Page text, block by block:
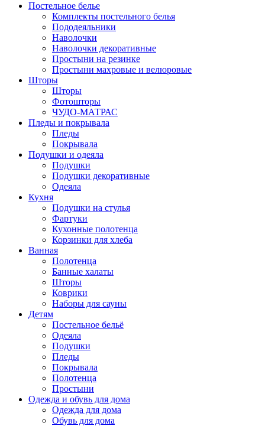
Постельное белье
Комплекты постельного белья
Пододеяльники
Наволочки
Наволочки декоративные
Простыни на резинке
Простыни махровые и велюровые
Шторы
Шторы
Фотошторы
ЧУДО-МАТРАС
Пледы и покрывала
Пледы
Покрывала
Подушки и одеяла
Подушки
Подушки декоративные
Одеяла
Кухня
Подушки на стулья
Фартуки
Кухонные полотенца
Корзинки для хлеба
Ванная
Полотенца
Банные халаты
Шторы
Коврики
Наборы для сауны
Детям
Постельное бельё
Одеяла
Подушки
Пледы
Покрывала
Полотенца
Простыни
Одежда и обувь для дома
Одежда для дома
Обувь для дома